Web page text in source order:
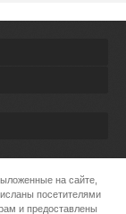
на сайте,
посетителями
и предоставлены